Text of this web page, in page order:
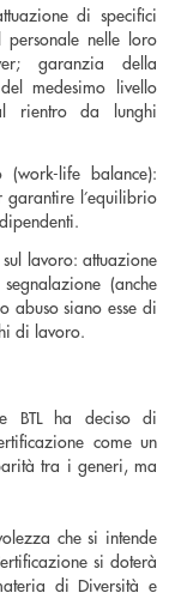
di specifici
nelle loro
garanzia della
medesimo livello
rientro da lunghi
life balance):
garantire l’equilibrio
lavoro: attuazione
(anche
abuso siano esse di
di lavoro.
BTL ha deciso di
come un
tra i generi, ma
che si intende
si doterà
di Diversità e